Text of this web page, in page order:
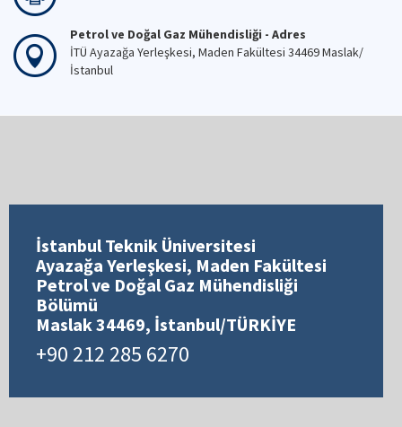
Petrol ve Doğal Gaz Mühendisliği - Adres
İTÜ Ayazağa Yerleşkesi, Maden Fakültesi 34469 Maslak/
İstanbul
İstanbul Teknik Üniversitesi
Ayazağa Yerleşkesi, Maden Fakültesi
Petrol ve Doğal Gaz Mühendisliği
Bölümü
Maslak 34469, İstanbul/TÜRKİYE
+90 212 285 6270